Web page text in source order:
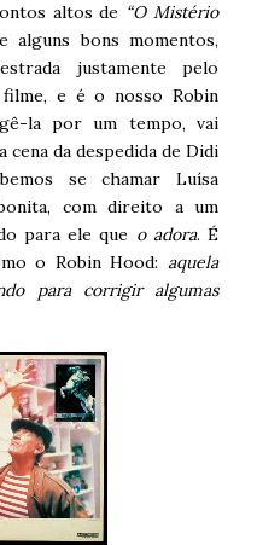
altos de “O Mistério
bons momentos,
justamente pelo
e é o nosso Robin
la por um tempo, vai
cena da despedida de Didi
se chamar Luísa
com direito a um
para ele que o adora. É
o Robin Hood: aquela
para corrigir algumas